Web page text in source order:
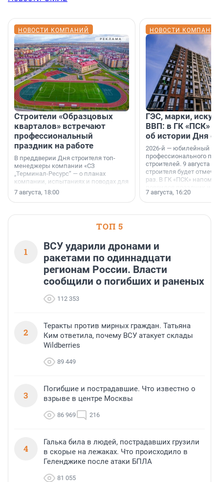
НОВОСТИ КОМПАНИЙ
Строители «Образцовых
кварталов» встречают
профессиональный
праздник на работе
В преддверии Дня строителя топ-
менеджеры компании «СЗ
„Терминал-Ресурс“ — о планах
компании, испытаниях и поводах для
осторожного оптимизма.
7 августа, 18:00
НОВОСТИ
ГЭС, марки,
ВВП: в ГК «ПСК»
об истории Дня
2026-й — юбилейный
профессионального
строителей. 9 августа
строителя будет
раз. В ГК «ПСК»
поменялась роль
7 августа, 16:20
ТОП 5
1
ВСУ ударили дронами и
ракетами по одиннадцати
регионам России. Власти
сообщили о погибших и раненых
112 353
2
Теракты против мирных граждан. Татьяна
Ким ответила, почему ВСУ атакует склады
Wildberries
89 449
3
Погибшие и пострадавшие. Что известно о
взрыве в центре Москвы
86 969 216
4
Галька била в людей, пострадавших грузили
в скорые на лежаках. Что происходило в
Геленджике после атаки БПЛА
81 055